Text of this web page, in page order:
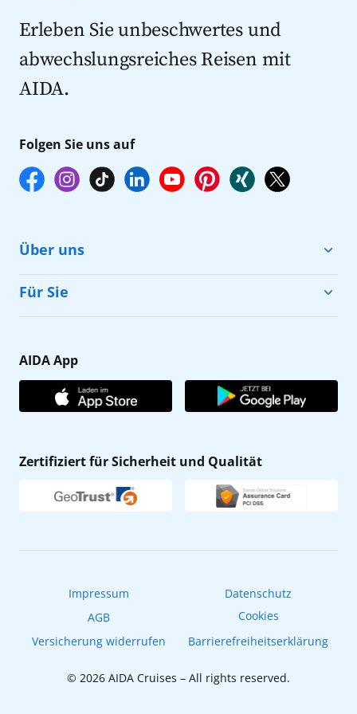
Kreuzfahrten 2027
Erleben Sie unbeschwertes und
abwechslungsreiches Reisen mit
AIDA.
Folgen Sie uns auf
Über uns
Cruise & Help
Karriere
Affiliateprogramm
Verhaltens- & Ethikkodex
Newsletter
Für Sie
Gästefragebogen
AIDA Club
AIDA App
Zertifiziert für Sicherheit und Qualität
Impressum
Datenschutz
AGB
Cookies
Versicherung widerrufen
Barrierefreiheitserklärung
© 2026 AIDA Cruises – All rights reserved.